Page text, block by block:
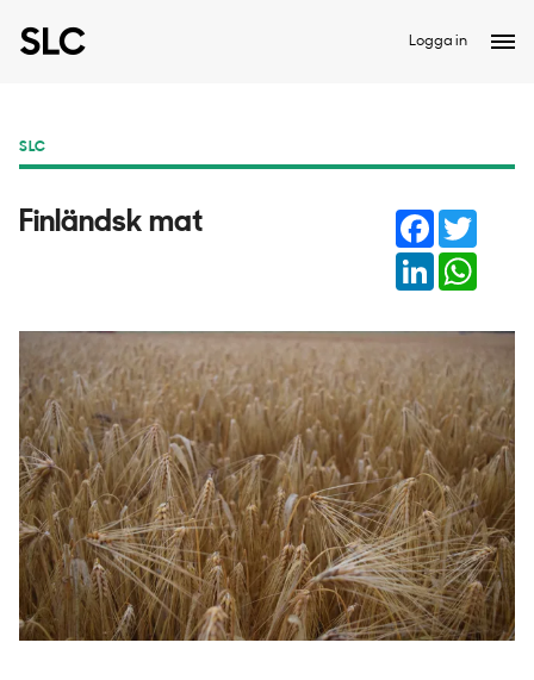
Logga in
SLC
Finländsk mat Facebook
LinkedIn